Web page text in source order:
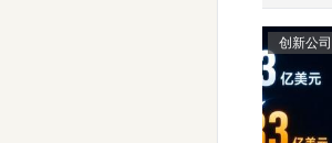
创新公司